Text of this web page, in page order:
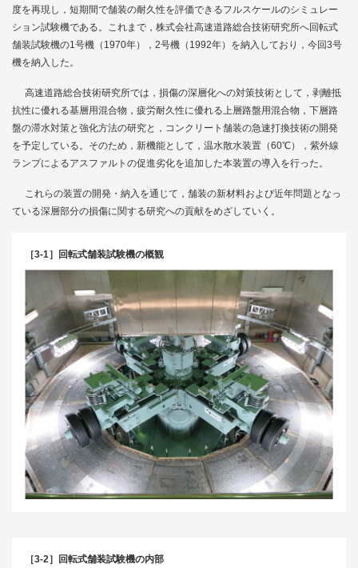
度を再現し，短期間で舗装の耐久性を評価できるフルスケールのシミュレー
ション試験機である。これまで，株式会社高速道路総合技術研究所へ回転式
舗装試験機の1号機（1970年），2号機（1992年）を納入しており，今回3号
機を納入した。
高速道路総合技術研究所では，損傷の深層化への対策技術として，剥離抵
抗性に優れる基層用混合物，疲労耐久性に優れる上層路盤用混合物，下層路
盤の滞水対策と強化方法の研究と，コンクリート舗装の急速打換技術の開発
を予定している。そのため，新機能として，温水散水装置（60℃），紫外線
ランプによるアスファルトの促進劣化を追加した本装置の導入を行った。
これらの装置の開発・納入を通じて，舗装の新材料および近年問題となっ
ている深層部分の損傷に関する研究への貢献をめざしていく。
［3-1］回転式舗装試験機の概観
［3-2］回転式舗装試験機の内部